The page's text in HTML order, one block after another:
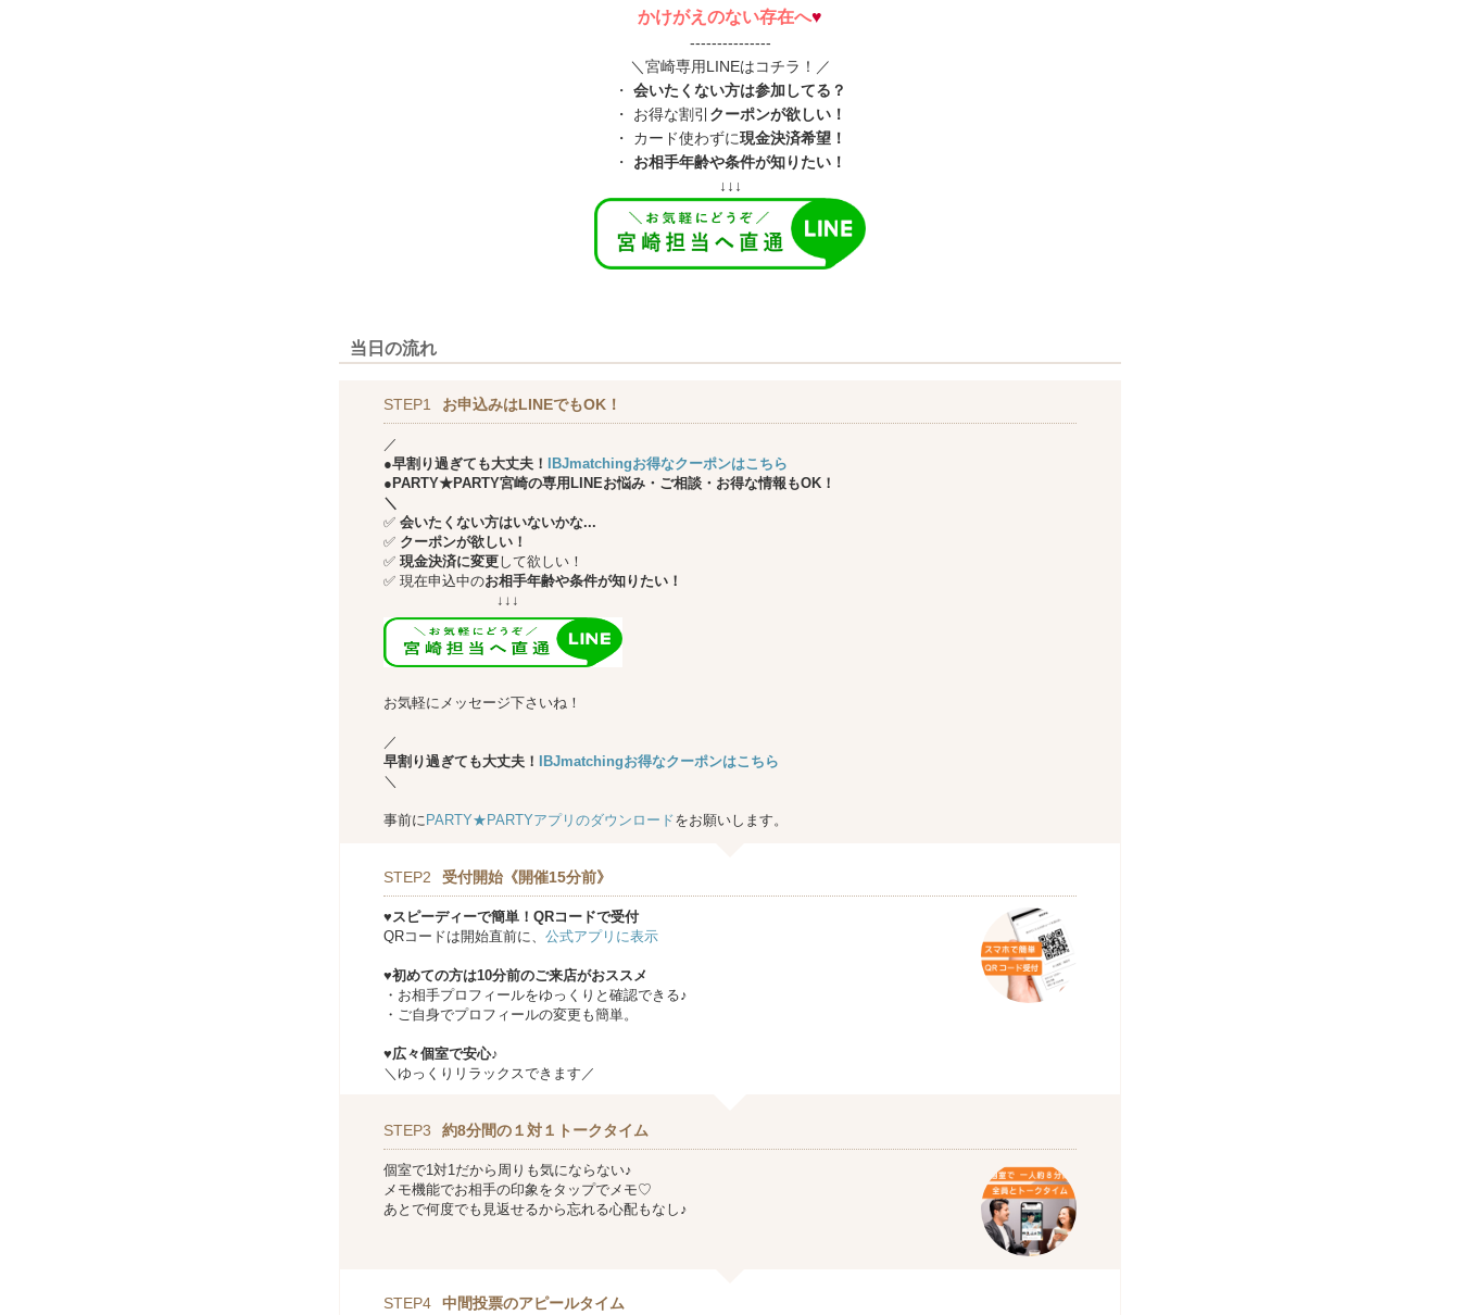
かけがえのない存在へ♥
---------------
＼宮崎専用LINEはコチラ！／
・ 会いたくない方は参加してる？
・ お得な割引 クーポンが欲しい！
・ カード使わずに現金決済希望！
・
お相手年齢や条件が知りたい！
↓↓↓
当日の流れ
STEP1 お申込みはLINEでもOK！
／
●早割り過ぎても大丈夫！
IBJmatchingお得なクーポンはこちら
●PARTY★PARTY宮崎の専用LINEお悩み・ご相談・お得な情報もOK！
＼
✅ 会いたくない方はいないかな...
✅ クーポンが欲しい！
✅ 現金決済に変更して欲しい！
✅ 現在申込中のお相手年齢や条件が知りたい！
↓↓↓
お気軽にメッセージ下さいね！
／
早割り過ぎても大丈夫！
IBJmatchingお得なクーポンはこちら
＼
事前に PARTY★PARTYアプリのダウンロードをお願いします。
STEP2 受付開始《開催15分前》
♥スピーディーで簡単！QRコードで受付
QRコードは開始直前に、 公式アプリに表示
♥初めての方は10分前のご来店がおススメ
・お相手プロフィールをゆっくりと確認できる♪
・ご自身でプロフィールの変更も簡単。
♥広々個室で安心♪
＼ゆっくりリラックスできます／
STEP3 約8分間の１対１トークタイム
個室で1対1だから周りも気にならない♪
メモ機能でお相手の印象をタップでメモ♡
あとで何度でも見返せるから忘れる心配もなし♪
STEP4 中間投票のアピールタイム